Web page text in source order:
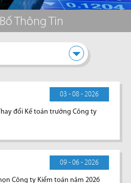
Thông Tin
03 - 08 - 2026
đổi Kế toán trưởng Công ty
09 - 06 - 2026
Công ty Kiểm toán năm 2026